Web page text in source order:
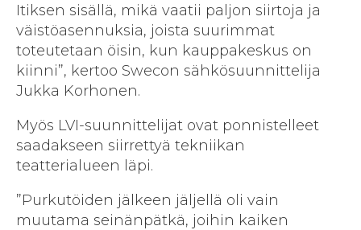
Itiksen sisällä, mikä vaatii paljon siirtoja ja
väistöasennuksia, joista suurimmat
toteutetaan öisin, kun kauppakeskus on
kiinni”, kertoo Swecon sähkösuunnittelija
Jukka Korhonen.
Myös LVI-suunnittelijat ovat ponnistelleet
saadakseen siirrettyä tekniikan
teatterialueen läpi.
”Purkutöiden jälkeen jäljellä oli vain
muutama seinänpätkä, joihin kaiken